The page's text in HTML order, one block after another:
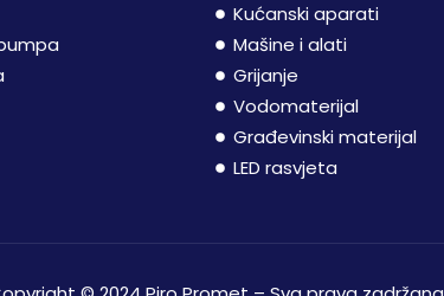
Kućanski aparati
Mašine i alati
Grijanje
Vodomaterijal
Građevinski materijal
LED rasvjeta